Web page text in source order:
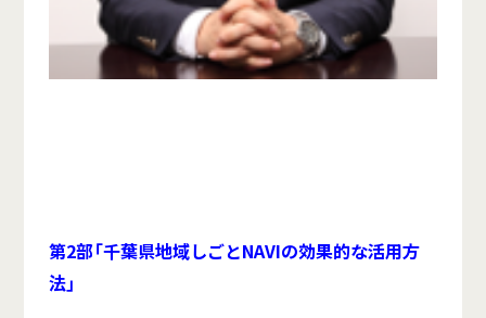
第2部「千葉県地域しごとNAVIの効果的な活用方
法」